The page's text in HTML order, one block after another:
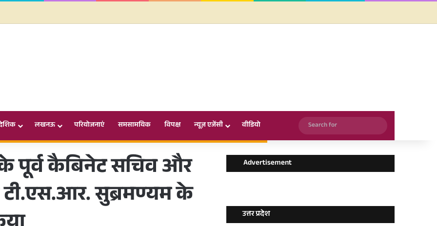
लखनऊ परियोजनाएं समसामयिक विपक्ष न्यूज़ एजेंसी वीडियो
Search
for
पूर्व कैबिनेट सचिव और
टी.एस.आर. सुब्रमण्यम के
Advertisement
उत्तर प्रदेश